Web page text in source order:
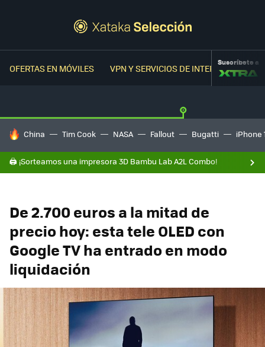
OFERTAS EN MÓVILES VPN Y SERVICIOS DE INTERNETSuscríbete a
HOY SE HABLA DE
China Tim Cook NASA Fallout Bugatti iPhone
🖨️ ¡Sorteamos una impresora 3D Bambu Lab A2L Combo!
De 2.700 euros a la mitad de
precio hoy: esta tele OLED con
Google TV ha entrado en modo
liquidación